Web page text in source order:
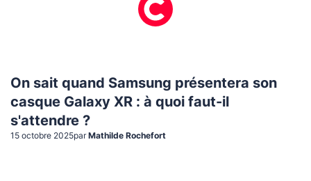
On sait quand Samsung présentera son
casque Galaxy XR : à quoi faut-il
s'attendre ?
15 octobre 2025par Mathilde Rochefort